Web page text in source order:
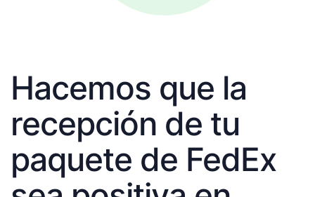
Hacemos que la
recepción de tu
paquete de FedEx